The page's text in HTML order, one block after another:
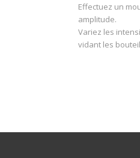
Effectuez un
amplitude.
Variez les
vidant les